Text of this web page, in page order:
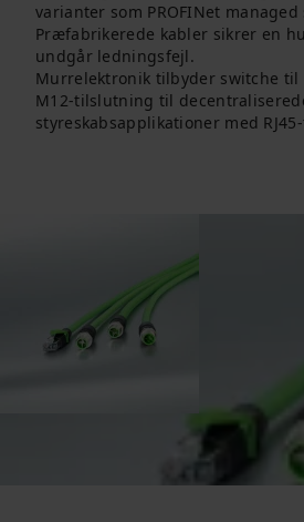
varianter som PROFINet
Præfabrikerede kabler sikrer en
undgår ledningsfejl.
Murrelektronik tilbyder switche
M12-tilslutning til
styreskabsapplikationer med